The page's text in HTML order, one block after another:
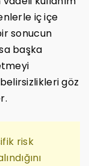
iç içe
sonucun
başka
göz
risk